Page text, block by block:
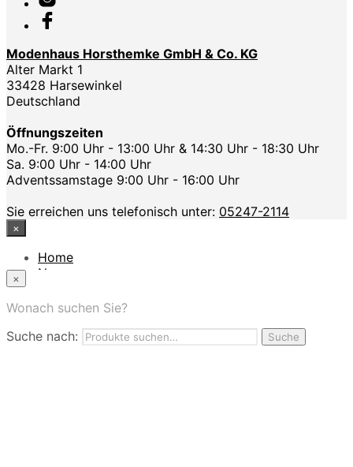
Modenhaus Horsthemke GmbH & Co. KG
Alter Markt 1
33428 Harsewinkel
Deutschland
Öffnungszeiten
Mo.-Fr. 9:00 Uhr - 13:00 Uhr & 14:30 Uhr - 18:30 Uhr
Sa. 9:00 Uhr - 14:00 Uhr
Adventssamstage 9:00 Uhr - 16:00 Uhr
Sie erreichen uns telefonisch unter: 05247-2114
×
Home
News
App
Nutzungbedingungen
×
Wonach suchen Sie?
Suche nach:
Suche